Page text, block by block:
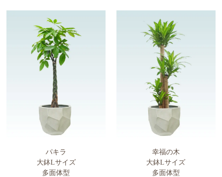
パキラ
大鉢Lサイズ
多面体型
幸福の木
大鉢Lサイズ
多面体型